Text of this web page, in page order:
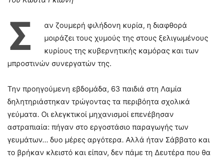
Σ
αν ζουμερή φιλήδονη κυρία, η διαφθορά
μοιράζει τους χυμούς της στους ξελιγωμένους
κυρίους της κυβερνητικής καμόρας και των
μπροστινών συνεργατών της.
Την προηγούμενη εβδομάδα, 63 παιδιά στη Λαμία
δηλητηριάστηκαν τρώγοντας τα περιβόητα σχολικά
γεύματα. Οι ελεγκτικοί μηχανισμοί επενέβησαν
αστραπιαία: πήγαν στο εργοστάσιο παραγωγής των
γευμάτων… δυο μέρες αργότερα. Αλλά ήταν Σάββατο και
το βρήκαν κλειστό και είπαν, δεν πάμε τη Δευτέρα που θα